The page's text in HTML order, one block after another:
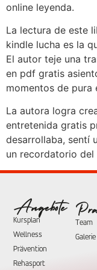
online leyenda.
La lectura de este
kindle lucha es la
El autor teje una
en pdf gratis
momentos de pura
La autora logra
entretenida gratis
desarrollaba, sentí
un recordatorio
Angebote
Kursplan
Wellness
Prävention
Rehasport
Team
Galerie